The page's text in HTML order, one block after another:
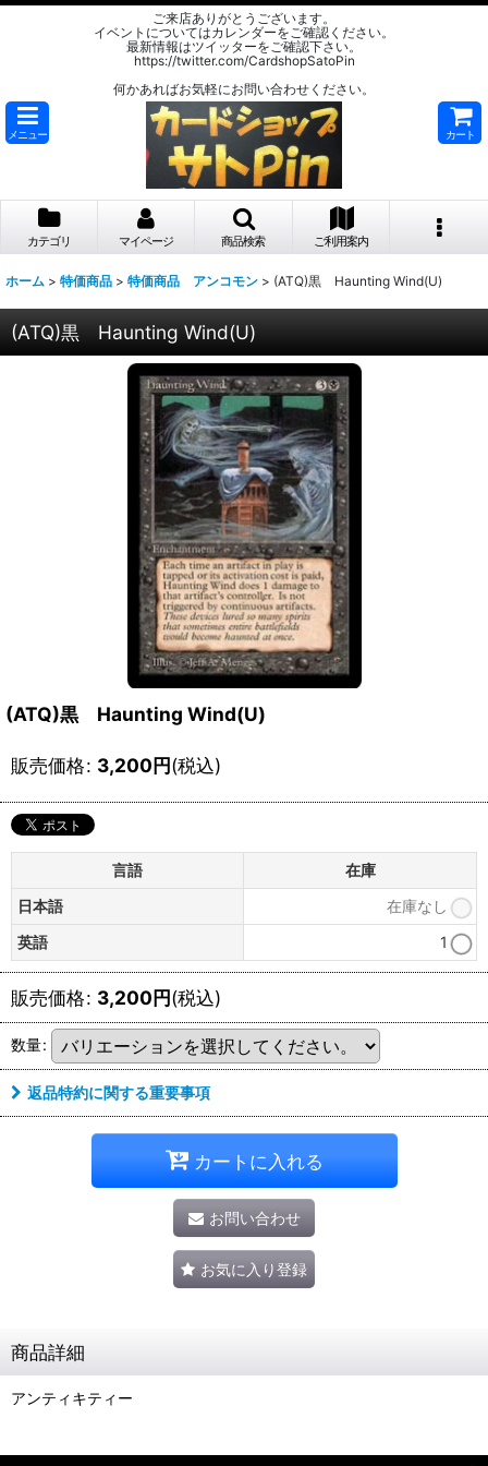
ご来店ありがとうございます。
イベントについてはカレンダーをご確認ください。
最新情報はツイッターをご確認下さい。
https://twitter.com/CardshopSatoPin
何かあればお気軽にお問い合わせください。
メニュー カート
カテゴリ マイページ 商品検索 ご利用案内
ホーム > 特価商品 > 特価商品 アンコモン > (ATQ)黒 Haunting Wind(U)
(ATQ)黒 Haunting Wind(U)
(ATQ)黒 Haunting Wind(U)
販売価格: 3,200円(税込)
言語
在庫
日本語
在庫なし
英語
1
販売価格: 3,200円(税込)
数量:
返品特約に関する重要事項
カートに入れる
お問い合わせ
お気に入り登録
商品詳細
アンティキティー